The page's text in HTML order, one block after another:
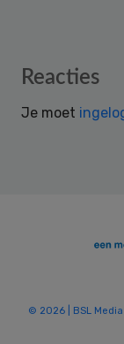
Reader
Reacties
Je moet
© 2026 | BSL